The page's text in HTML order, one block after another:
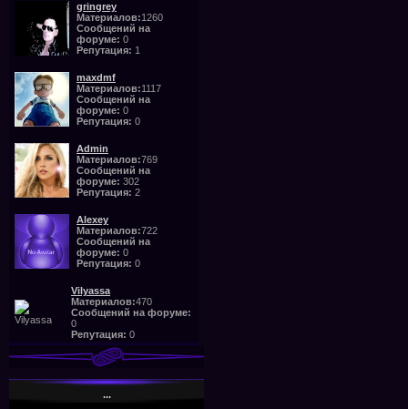
gringrey
Материалов:1260
Сообщений на
форуме: 0
Репутация: 1
maxdmf
Материалов:1117
Сообщений на
форуме: 0
Репутация: 0
Admin
Материалов:769
Сообщений на
форуме: 302
Репутация: 2
Alexey
Материалов:722
Сообщений на
форуме: 0
Репутация: 0
Vilyassa
Материалов:470
Сообщений на форуме:
0
Репутация: 0
...